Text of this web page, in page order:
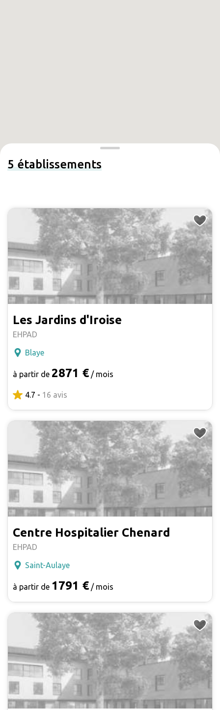
5établissements
Les Jardins d'Iroise
EHPAD
Blaye
à partir de 2871 € / mois
4.7 - 16 avis
Centre Hospitalier Chenard
EHPAD
Saint-Aulaye
à partir de 1791 € / mois